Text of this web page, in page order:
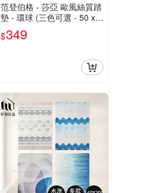
范登伯格 - 莎亞 歐風絲質踏
墊 - 環球 (三色可選 - 50 x 7
0cm)
$349